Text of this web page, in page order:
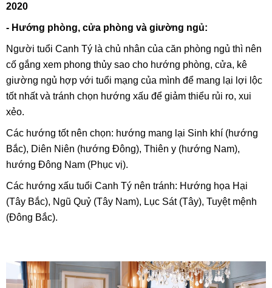
2020
- Hướng phòng, cửa phòng và giường ngủ:
Người tuổi Canh Tý là chủ nhân của căn phòng ngủ thì nên
cố gắng xem phong thủy sao cho hướng phòng, cửa, kê
giường ngủ hợp với tuổi mạng của mình để mang lại lợi lộc
tốt nhất và tránh chọn hướng xấu để giảm thiểu rủi ro, xui
xẻo.
Các hướng tốt nên chọn: hướng mang lại Sinh khí (hướng
Bắc), Diên Niên (hướng Đông), Thiên y (hướng Nam),
hướng Đông Nam (Phục vị).
Các hướng xấu tuổi Canh Tý nên tránh: Hướng họa Hại
(Tây Bắc), Ngũ Quỷ (Tây Nam), Lục Sát (Tây), Tuyệt mệnh
(Đông Bắc).